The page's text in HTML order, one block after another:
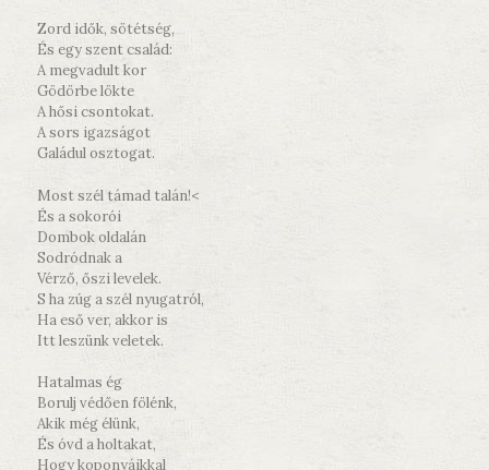
Zord idők, sötétség,
És egy szent család:
A megvadult kor
Gödörbe lökte
A hősi csontokat.
A sors igazságot
Galádul osztogat.
Most szél támad talán!<
És a sokorói
Dombok oldalán
Sodródnak a
Vérző, őszi levelek.
S ha zúg a szél nyugatról,
Ha eső ver, akkor is
Itt leszünk veletek.
Hatalmas ég
Borulj védően fölénk,
Akik még élünk,
És óvd a holtakat,
Hogy koponyáikkal